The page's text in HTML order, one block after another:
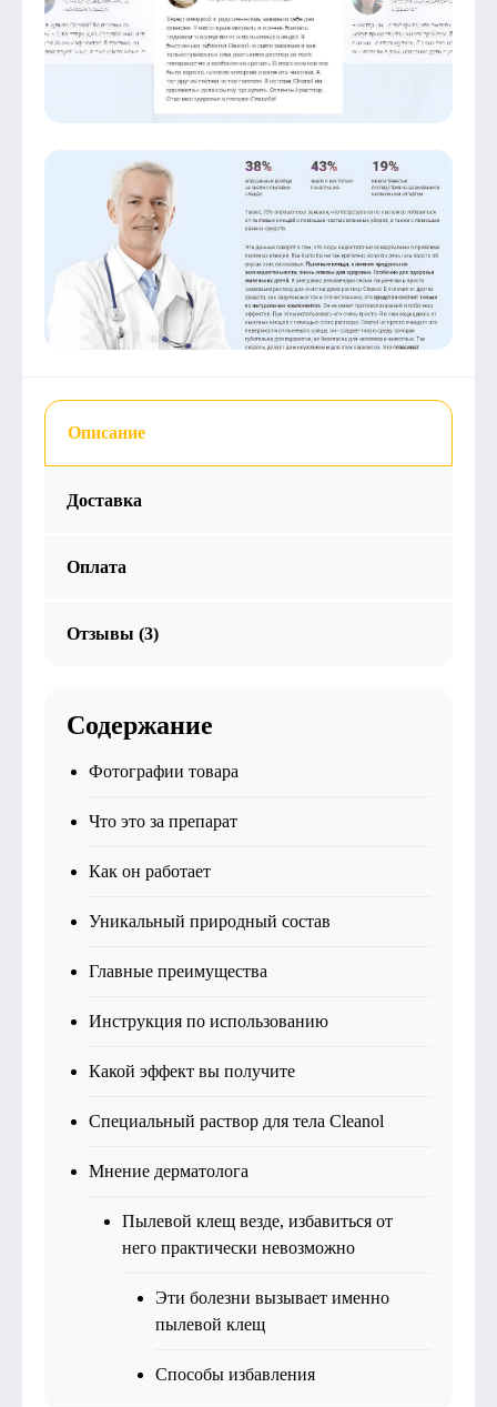
Описание
Доставка
Оплата
Отзывы (3)
Содержание
Фотографии товара
Что это за препарат
Как он работает
Уникальный природный состав
Главные преимущества
Инструкция по использованию
Какой эффект вы получите
Специальный раствор для тела Cleanol
Мнение дерматолога
Пылевой клещ везде, избавиться от
него практически невозможно
Эти болезни вызывает именно
пылевой клещ
Способы избавления